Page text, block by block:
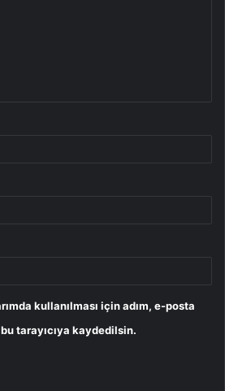
kullanılması için adım, e-posta
tarayıcıya kaydedilsin.